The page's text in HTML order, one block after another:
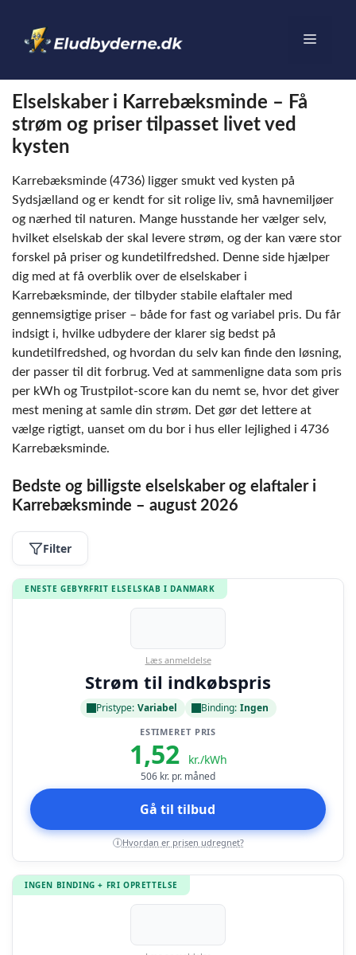
indhold
Menu
Elselskaber i Karrebæksminde – Få
strøm og priser tilpasset livet ved
kysten
Karrebæksminde (4736) ligger smukt ved kysten på
Sydsjælland og er kendt for sit rolige liv, små havnemiljøer
og nærhed til naturen. Mange husstande her vælger selv,
hvilket elselskab der skal levere strøm, og der kan være stor
forskel på priser og kundetilfredshed. Denne side hjælper
dig med at få overblik over de elselskaber i
Karrebæksminde, der tilbyder stabile elaftaler med
gennemsigtige priser – både for fast og variabel pris. Du får
indsigt i, hvilke udbydere der klarer sig bedst på
kundetilfredshed, og hvordan du selv kan finde den løsning,
der passer til dit forbrug. Ved at sammenligne data som pris
per kWh og Trustpilot-score kan du nemt se, hvor det giver
mest mening at samle din strøm. Det gør det lettere at
vælge rigtigt, uanset om du bor i hus eller lejlighed i 4736
Karrebæksminde.
Bedste og billigste elselskaber og elaftaler i
Karrebæksminde – august 2026
Filter
ENESTE GEBYRFRIT ELSELSKAB I DANMARK
Læs anmeldelse
Strøm til indkøbspris
Pristype: Variabel Binding: Ingen
ESTIMERET PRIS
1,52 kr./kWh
506 kr. pr. måned
Gå til tilbud
i Hvordan er prisen udregnet?
INGEN BINDING + FRI OPRETTELSE